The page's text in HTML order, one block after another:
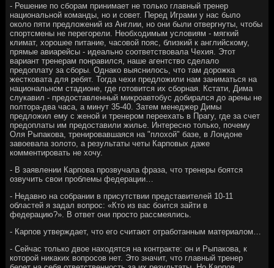
- Решение по сборам принимает не только главный тренер
национальной команды, но и совет. Перед Играми у нас было
около пяти предложений из Англии, но они были отвергнуты, чтобы
спортсмены не перегорели. Необходимым условиям - мягкий
климат, хорошее питание, часовой пояс, близкий к английскому,
прямые авиа­рейсы - идеально соответствовала Чехия. Этот
вариант тренерам понравился, наше агентство сделало
предоплату за сборы. Однако выяснилось, что там дорожка
жестковата для ребят. Тогда чехи предложили нам заниматься на
национальном стадионе, где готовится их сборная. Кстати, Дима
слукавил - предоставленный микроавтобус добирался до арены не
полтора-два часа, а минут 35-40. Затем менеджер Димы
предложил ему с женой и тренером переехать в Прагу, где за счет
предоплаты им предоставили жилье. Интересно только, почему
Оля Рыпакова, тренировавшаяся на "плохой" базе, в Лондоне
завоевала золото, а результаты четы Карповых даже
комментировать не хочу.
- В заявлении Карпова прозвучала фраза, что тренеры боятся
озвучить свои проблемы федерации…
- Недавно на собрании в присутствии представителей 10-11
областей я задал вопрос: «Кто из вас боится зайти в
федерацию?». В ответ они просто рассмеялись.
- Карпов утверждает, что его считают отработанным материалом…
- Сейчас только двое находятся на контракте: он и Рыпакова, к
которой никаких вопросов нет. Это значит, что главный тренер